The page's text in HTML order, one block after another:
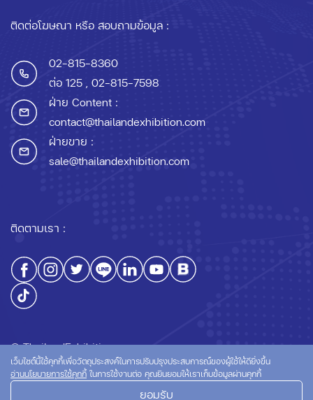
ติดต่อโฆษณา หรือ สอบถามข้อมูล :
02-815-8360
ต่อ 125 , 02-815-7598
ฝ่าย Content :
contact@thailandexhibition.com
ฝ่ายขาย :
sale@thailandexhibition.com
ติดตามเรา :
© ThailandExhibition.com
เว็บไซต์นี้ใช้คุกกี้เพื่อวัตถุประสงค์ในการปรับปรุงประสบการณ์ของผู้ใช้ให้ดียิ่งขึ้น
อ่านนโยบายการใช้คุกกี้ ในการใช้งานต่อ คุณยินยอมให้เราเก็บข้อมูลผ่านคุกกี้
ยอมรับ